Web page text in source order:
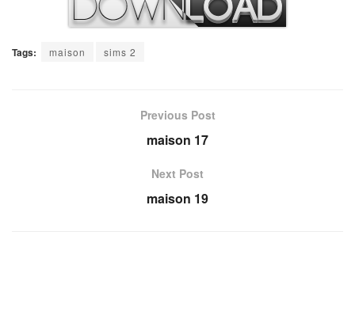
Tags: maison sims 2
Previous Post
maison 17
Next Post
maison 19